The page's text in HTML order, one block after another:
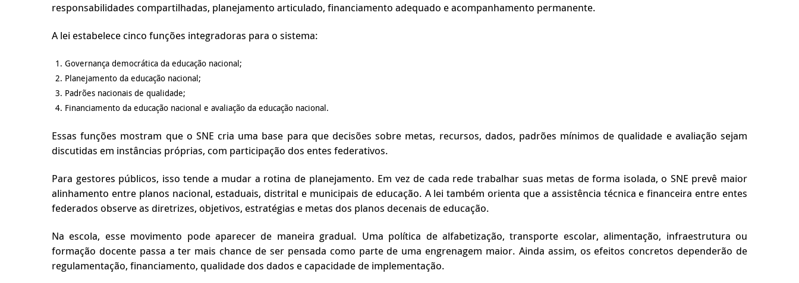
responsabilidades compartilhadas, planejamento articulado, financiamento adequado e acompanhamento permanente.
A lei estabelece cinco funções integradoras para o sistema:
Governança democrática da educação nacional;
Planejamento da educação nacional;
Padrões nacionais de qualidade;
Financiamento da educação nacional e avaliação da educação nacional.
Essas funções mostram que o SNE cria uma base para que decisões sobre metas, recursos, dados, padrões mínimos de qualidade e avaliação sejam
discutidas em instâncias próprias, com participação dos entes federativos.
Para gestores públicos, isso tende a mudar a rotina de planejamento. Em vez de cada rede trabalhar suas metas de forma isolada, o SNE prevê maior
alinhamento entre planos nacional, estaduais, distrital e municipais de educação. A lei também orienta que a assistência técnica e financeira entre entes
federados observe as diretrizes, objetivos, estratégias e metas dos planos decenais de educação.
Na escola, esse movimento pode aparecer de maneira gradual. Uma política de alfabetização, transporte escolar, alimentação, infraestrutura ou
formação docente passa a ter mais chance de ser pensada como parte de uma engrenagem maior. Ainda assim, os efeitos concretos dependerão de
regulamentação, financiamento, qualidade dos dados e capacidade de implementação.